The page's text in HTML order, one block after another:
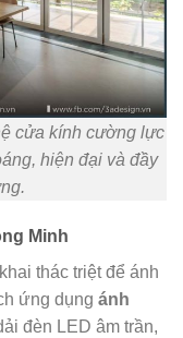
cửa kính cường lực
hiện đại và đầy
Minh
thác triệt để ánh
ứng dụng ánh
đèn LED âm trần,